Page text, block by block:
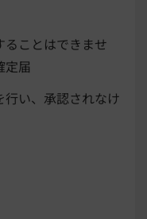
ことはできませ
定届
い、承認されなけ